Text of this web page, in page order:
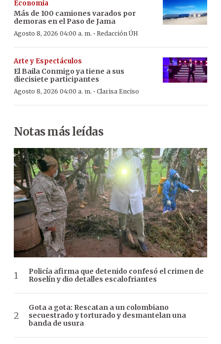
Economía
Más de 100 camiones varados por
demoras en el Paso de Jama
Agosto 8, 2026 04:00 a. m. · Redacción ÚH
Arte y Espectáculos
El Baila Conmigo ya tiene a sus
diecisiete participantes
Agosto 8, 2026 04:00 a. m. · Clarisa Enciso
Notas más leídas
Policía afirma que detenido confesó el crimen de
Roselín y dio detalles escalofriantes
Gota a gota: Rescatan a un colombiano
secuestrado y torturado y desmantelan una
banda de usura